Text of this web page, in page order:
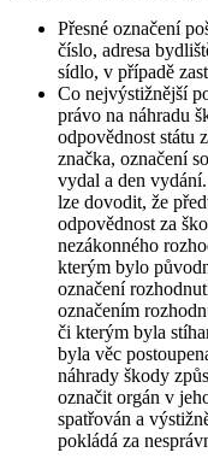
Přesné označení
číslo, adresa
sídlo, v případě
Co nejvýstižnější
právo na náhradu
odpovědnost státu
značka, označení
vydal a den
lze dovodit, že
odpovědnost za
nezákonného
kterým bylo
označení
označením
či kterým byla
byla věc
náhrady škody
označit orgán v
spatřován a
pokládá za